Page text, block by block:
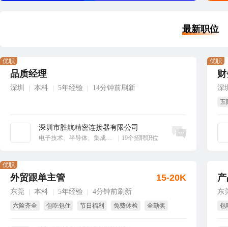
最新职位
品质经理
深圳 本科 5年经验 14分钟前刷新
深圳市胜航精密连接器有限公司
电子技术、半导体、集成电路 19个招聘职位
优职
立即沟通
深
五
优职
外贸跟单主管
东莞 本科 5年经验 4分钟前刷新
六险齐全 包吃包住 节日福利 免费体检
全勤奖
优职
15-20K
东
包